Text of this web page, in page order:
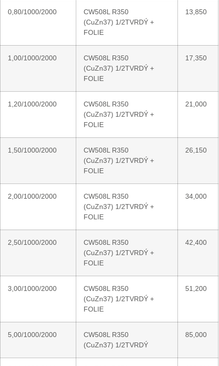
0,80/1000/2000
CW508L R350
(CuZn37) 1/2TVRDÝ +
FOLIE
13,850
1,00/1000/2000
CW508L R350
(CuZn37) 1/2TVRDÝ +
FOLIE
17,350
1,20/1000/2000
CW508L R350
(CuZn37) 1/2TVRDÝ +
FOLIE
21,000
1,50/1000/2000
CW508L R350
(CuZn37) 1/2TVRDÝ +
FOLIE
26,150
2,00/1000/2000
CW508L R350
(CuZn37) 1/2TVRDÝ +
FOLIE
34,000
2,50/1000/2000
CW508L R350
(CuZn37) 1/2TVRDÝ +
FOLIE
42,400
3,00/1000/2000
CW508L R350
(CuZn37) 1/2TVRDÝ +
FOLIE
51,200
5,00/1000/2000
CW508L R350
(CuZn37) 1/2TVRDÝ
85,000